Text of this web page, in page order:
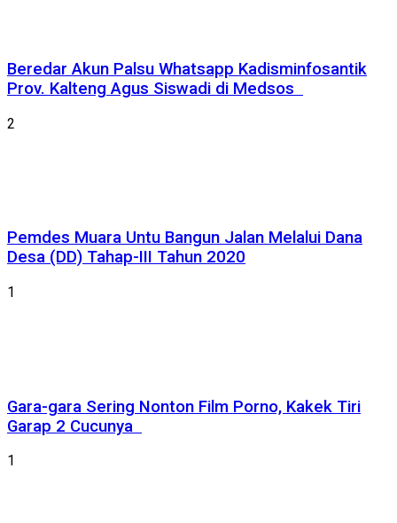
Beredar Akun Palsu Whatsapp Kadisminfosantik
Prov. Kalteng Agus Siswadi di Medsos
2
Pemdes Muara Untu Bangun Jalan Melalui Dana
Desa (DD) Tahap-III Tahun 2020
1
Gara-gara Sering Nonton Film Porno, Kakek Tiri
Garap 2 Cucunya
1